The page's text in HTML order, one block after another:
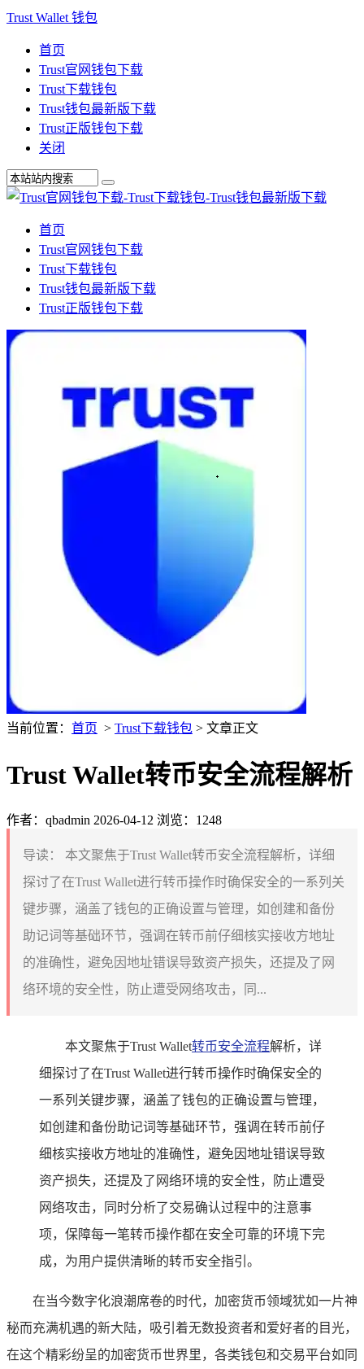
Trust Wallet 钱包
首页
Trust官网钱包下载
Trust下载钱包
Trust钱包最新版下载
Trust正版钱包下载
关闭
首页
Trust官网钱包下载
Trust下载钱包
Trust钱包最新版下载
Trust正版钱包下载
当前位置： 首页 > Trust下载钱包 > 文章正文
Trust Wallet转币安全流程解析
作者：qbadmin 2026-04-12 浏览：1248
导读：
本文聚焦于Trust Wallet转币安全流程解析，详细
探讨了在Trust Wallet进行转币操作时确保安全的一系列关
键步骤，涵盖了钱包的正确设置与管理，如创建和备份
助记词等基础环节，强调在转币前仔细核实接收方地址
的准确性，避免因地址错误导致资产损失，还提及了网
络环境的安全性，防止遭受网络攻击，同...
本文聚焦于Trust Wallet转币安全流程解析，详
细探讨了在Trust Wallet进行转币操作时确保安全的
一系列关键步骤，涵盖了钱包的正确设置与管理，
如创建和备份助记词等基础环节，强调在转币前仔
细核实接收方地址的准确性，避免因地址错误导致
资产损失，还提及了网络环境的安全性，防止遭受
网络攻击，同时分析了交易确认过程中的注意事
项，保障每一笔转币操作都在安全可靠的环境下完
成，为用户提供清晰的转币安全指引。
在当今数字化浪潮席卷的时代，加密货币领域犹如一片神
秘而充满机遇的新大陆，吸引着无数投资者和爱好者的目光，
在这个精彩纷呈的加密货币世界里，各类钱包和交易平台如同